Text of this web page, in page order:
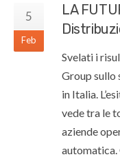
5
Feb
LA
Svelati i
Group sullo
in Italia.
vede tra le
aziende
automatica.